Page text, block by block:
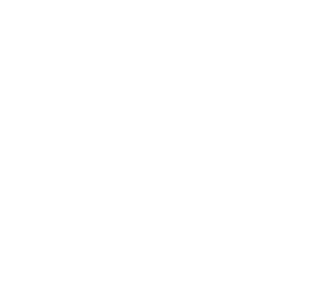
In diesem Online-Seminar mit
Fusion-Bereich von DaVinci
verschiedene Möglichkeiten
gezeigt, wie man seine
Für Anwender von DaVinci Resolve
vermittelt, sind von
Natürlich sind die gezeigten